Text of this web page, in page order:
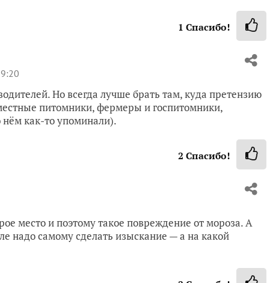
1 Спасибо!
Но всегда лучше брать там, куда претензию
питомники, фермеры и госпитомники,
как-то упоминали).
2 Спасибо!
место и поэтому такое повреждение от мороза. А
надо самому сделать изыскание — а на какой